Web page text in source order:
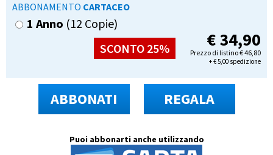
ABBONAMENTO CARTACEO
1 Anno (12 Copie)
SCONTO 25%
€34,90
Prezzo di listino€46,80
+€5,00 spedizione
ABBONATI REGALA
Puoi abbonarti anche utilizzando